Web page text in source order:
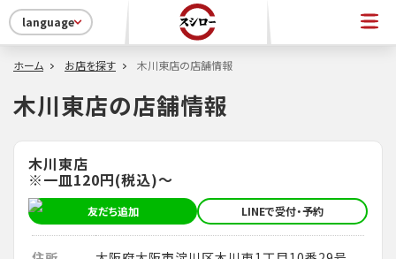
language
ホーム お店を探す 木川東店の店舗情報
木川東店の店舗情報
木川東店
※一皿120円(税込)～
友だち追加 LINEで受付・予約